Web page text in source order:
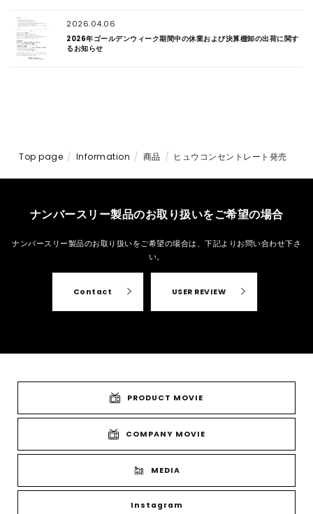
2026.04.06
2026年ゴールデンウィーク期間中の休業および決算棚卸の出荷に関す
るお知らせ
Top page Information 商品 ヒュウコンセントレート発売
ナンバースリー製品のお取り扱いをご希望の場合
ナンバースリー製品のお取り扱いをご希望の場合は、 下記よりお問い合わせ下さ
い。
Contact USER REVIEW
PRODUCT MOVIE
COMPANY MOVIE
MEDIA
Instagram